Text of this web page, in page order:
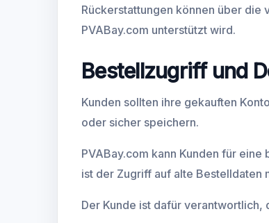
Rückerstattungen können über
PVABay.com unterstützt wird.
Bestellzugriff und
Kunden sollten ihre gekauften
oder sicher speichern.
PVABay.com kann Kunden für
ist der Zugriff auf alte Bestelldaten
Der Kunde ist dafür